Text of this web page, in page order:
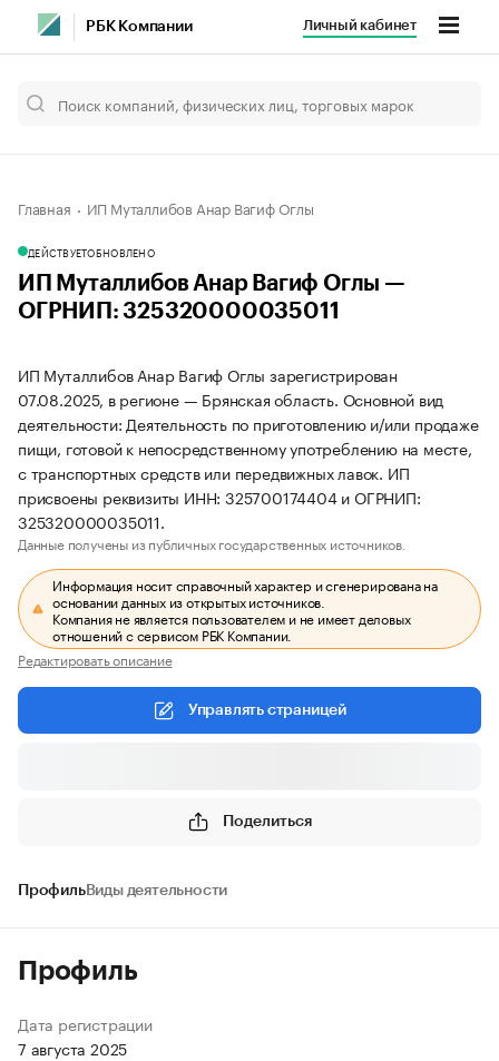
РБК Компании Личный кабинет
Главная ИП Муталлибов Анар Вагиф Оглы
ДЕЙСТВУЕТОБНОВЛЕНО
ИП Муталлибов Анар Вагиф Оглы —
ОГРНИП: 325320000035011
ИП Муталлибов Анар Вагиф Оглы зарегистрирован
07.08.2025, в регионе — Брянская область. Основной вид
деятельности: Деятельность по приготовлению и/или продаже
пищи, готовой к непосредственному употреблению на месте,
с транспортных средств или передвижных лавок. ИП
присвоены реквизиты ИНН: 325700174404 и ОГРНИП:
325320000035011.
Данные получены из публичных государственных источников.
Информация носит справочный характер и сгенерирована на
основании данных из открытых источников.
Компания не является пользователем и не имеет деловых
отношений с сервисом РБК Компании.
Редактировать описание
Управлять страницей
Поделиться
ПрофильВиды деятельности
Профиль
Дата регистрации
7 августа 2025